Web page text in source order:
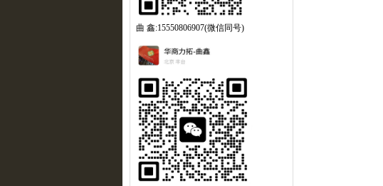
曲 鑫:15550806907(微信同号)